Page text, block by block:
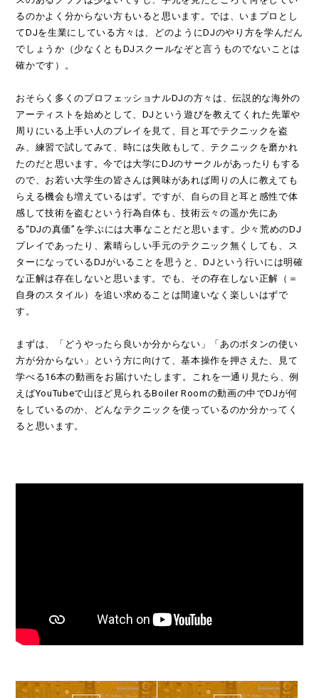
るのかよく分からない方もいると思います。では、いまプロとし
てDJを生業にしている方々は、どのようにDJのやり方を学んだん
でしょうか（少なくともDJスクールなぞと言うものでないことは
確かです）。
おそらく多くのプロフェッショナルDJの方々は、伝説的な海外の
アーティストを始めとして、DJという遊びを教えてくれた先輩や
周りにいる上手い人のプレイを見て、目と耳でテクニックを盗
み、練習で試してみて、時には失敗もして、テクニックを磨かれ
たのだと思います。今では大学にDJのサークルがあったりもする
ので、お若い大学生の皆さんは興味があれば周りの人に教えても
らえる機会も増えているはず。ですが、自らの目と耳と感性で体
感して技術を盗むという行為自体も、技術云々の遥か先にあ
る“DJの真価”を学ぶには大事なことだと思います。少々荒めのDJ
プレイであったり、素晴らしい手元のテクニック無くしても、ス
ターになっているDJがいることを思うと、DJという行いには明確
な正解は存在しないと思います。でも、その存在しない正解（＝
自身のスタイル）を追い求めることは間違いなく楽しいはずで
す。
まずは、「どうやったら良いか分からない」「あのボタンの使い
方が分からない」という方に向けて、基本操作を押さえた、見て
学べる16本の動画をお届けいたします。これを一通り見たら、例
えばYouTubeで山ほど見られるBoiler Roomの動画の中でDJが何
をしているのか、どんなテクニックを使っているのか分かってく
ると思います。